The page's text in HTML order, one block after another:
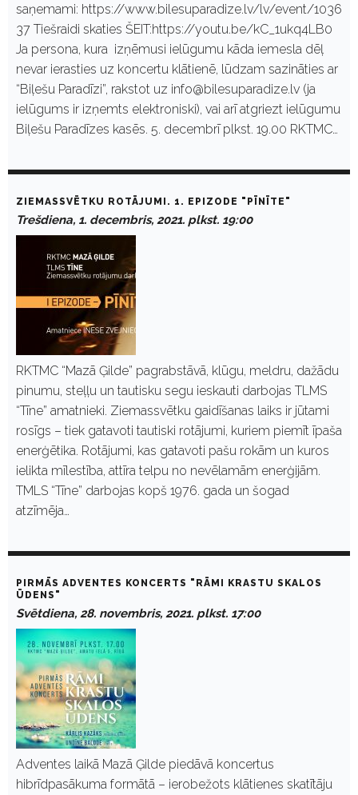
saņemami: https://www.bilesuparadize.lv/lv/event/1036
37 Tiešraidi skaties ŠEIT:https://youtu.be/kC_1ukq4LB0
Ja persona, kura izņēmusi ielūgumu kāda iemesla dēļ
nevar ierasties uz koncertu klātienē, lūdzam sazināties ar
“Biļešu Paradīzi”, rakstot uz info@bilesuparadize.lv (ja
ielūgums ir izņemts elektroniski), vai arī atgriezt ielūgumu
Biļešu Paradīzes kasēs. 5. decembrī plkst. 19.00 RKTMC…
ZIEMASSVĒTKU ROTĀJUMI. 1. EPIZODE "PĪNĪTE"
Trešdiena, 1. decembris, 2021. plkst. 19:00
RKTMC “Mazā Ģilde” pagrabstāvā, klūgu, meldru, dažādu
pinumu, steļļu un tautisku segu ieskauti darbojas TLMS
“Tīne” amatnieki. Ziemassvētku gaidīšanas laiks ir jūtami
rosīgs – tiek gatavoti tautiski rotājumi, kuriem piemīt īpaša
enerģētika. Rotājumi, kas gatavoti pašu rokām un kuros
ielikta mīlestība, attīra telpu no nevēlamām enerģijām.
TMLS “Tīne” darbojas kopš 1976. gada un šogad
atzīmēja…
PIRMĀS ADVENTES KONCERTS "RĀMI KRASTU SKALOS
ŪDENS"
Svētdiena, 28. novembris, 2021. plkst. 17:00
Adventes laikā Mazā Ģilde piedāvā koncertus
hibrīdpasākuma formātā – ierobežots klātienes skatītāju